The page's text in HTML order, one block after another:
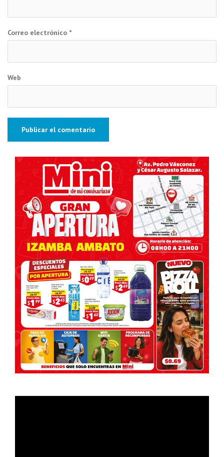
Correo electrónico *
Web